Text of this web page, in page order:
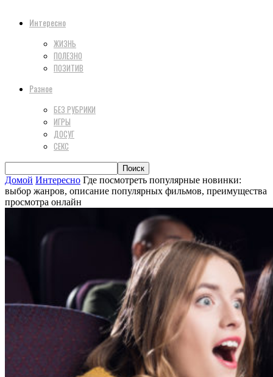
Интересно
ЖИЗНЬ
ПОЛЕЗНО
ПОЗИТИВ
Разное
БЕЗ РУБРИКИ
ИГРЫ
ДОСУГ
СЕКС
Домой Интересно Где посмотреть популярные новинки:
выбор жанров, описание популярных фильмов, преимущества
просмотра онлайн